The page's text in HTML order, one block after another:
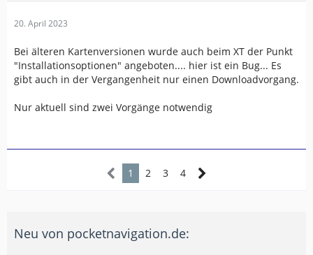
20. April 2023
Bei älteren Kartenversionen wurde auch beim XT der Punkt
"Installationsoptionen" angeboten.... hier ist ein Bug... Es
gibt auch in der Vergangenheit nur einen Downloadvorgang.
Nur aktuell sind zwei Vorgänge notwendig
1 2 3 4
Neu von pocketnavigation.de: